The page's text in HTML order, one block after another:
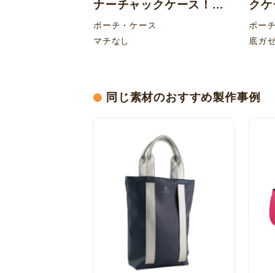
ナーチャックケース！塩
ビ（PVC）マチなし
ポーチ・ケース
マチなし
クケ
ポー
底ガ
同じ素材のおすすめ製作事例